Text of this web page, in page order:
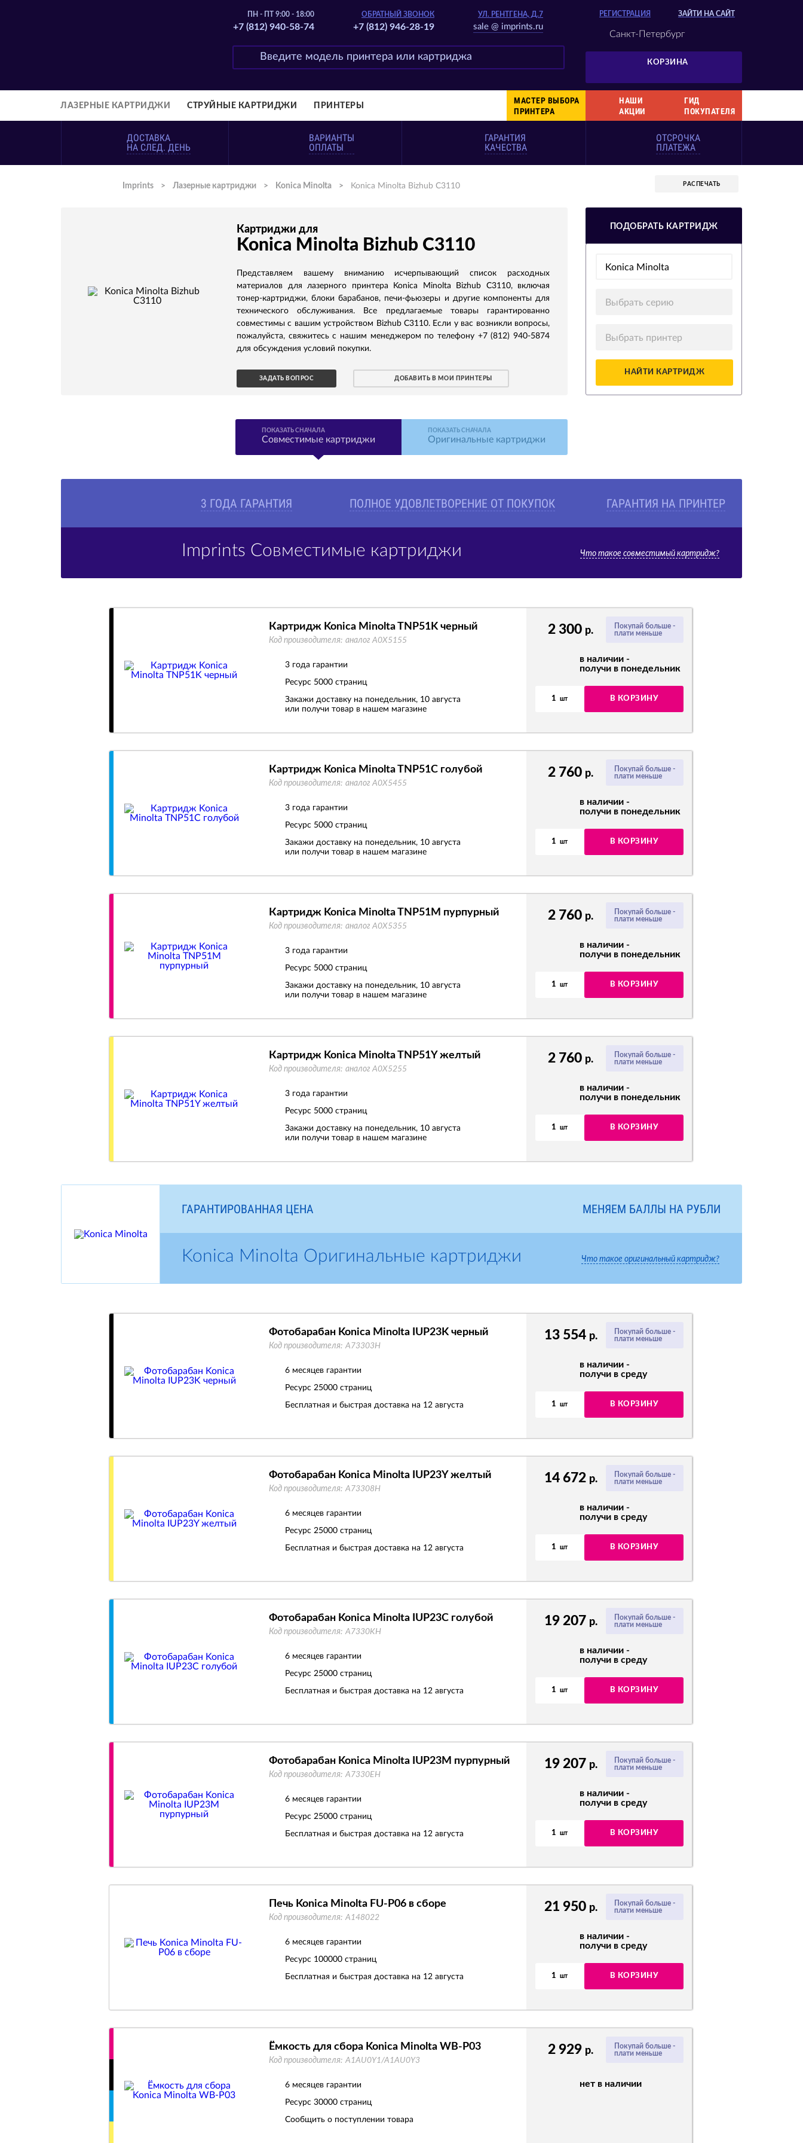
КОРЗИНА
РЕГИСТРАЦИЯ ЗАЙТИ НА САЙТ
Санкт-Петербург
ПН - ПТ 9:00 - 18:00
+7 (812) 940-58-74
ОБРАТНЫЙ ЗВОНОК
+7 (812) 946-28-19
УЛ. РЕНТГЕНА, Д.7
sale @ imprints.ru
НАШИ
АКЦИИ
ГИД
ПОКУПАТЕЛЯ
МАСТЕР ВЫБОРА
ПРИНТЕРА
ЛАЗЕРНЫЕ КАРТРИДЖИ СТРУЙНЫЕ КАРТРИДЖИ ПРИНТЕРЫ
ДОСТАВКА
НА СЛЕД. ДЕНЬ
ВАРИАНТЫ
ОПЛАТЫ
ГАРАНТИЯ
КАЧЕСТВА
ОТСРОЧКА
ПЛАТЕЖА
Imprints > Лазерные картриджи > Konica Minolta > Konica Minolta Bizhub C3110
Картриджи для
Konica Minolta Bizhub C3110
Представляем вашему вниманию исчерпывающий список расходных
материалов для лазерного принтера Konica Minolta Bizhub C3110, включая
тонер-картриджи, блоки барабанов, печи-фьюзеры и другие компоненты для
технического обслуживания. Все предлагаемые товары гарантированно
совместимы с вашим устройством Bizhub C3110. Если у вас возникли вопросы,
пожалуйста, свяжитесь с нашим менеджером по телефону +7 (812) 940-5874
для обсуждения условий покупки.
ЗАДАТЬ ВОПРОС ДОБАВИТЬ В МОИ ПРИНТЕРЫ
РАСПЕЧАТЬ
ПОДОБРАТЬ КАРТРИДЖ
Konica Minolta
Выбрать серию
Выбрать принтер
НАЙТИ КАРТРИДЖ
ПОКАЗАТЬ СНАЧАЛА
Совместимые картриджи
ПОКАЗАТЬ СНАЧАЛА
Оригинальные картриджи
3 ГОДА ГАРАНТИЯ ПОЛНОЕ УДОВЛЕТВОРЕНИЕ ОТ ПОКУПОК ГАРАНТИЯ НА ПРИНТЕР
Что такое совместимый картридж?
Imprints Совместимые картриджи
Покупай больше -
плати меньше
2 300 р.
в наличии -
получи в понедельник
1 шт В КОРЗИНУ
Картридж Konica Minolta TNP51K черный
Код производителя: аналог A0X5155
3 года гарантии
Ресурс 5000 страниц
Закажи доставку на понедельник, 10 августа
или получи товар в нашем магазине
Покупай больше -
плати меньше
2 760 р.
в наличии -
получи в понедельник
1 шт В КОРЗИНУ
Картридж Konica Minolta TNP51C голубой
Код производителя: аналог A0X5455
3 года гарантии
Ресурс 5000 страниц
Закажи доставку на понедельник, 10 августа
или получи товар в нашем магазине
Покупай больше -
плати меньше
2 760 р.
в наличии -
получи в понедельник
1 шт В КОРЗИНУ
Картридж Konica Minolta TNP51M пурпурный
Код производителя: аналог A0X5355
3 года гарантии
Ресурс 5000 страниц
Закажи доставку на понедельник, 10 августа
или получи товар в нашем магазине
Покупай больше -
плати меньше
2 760 р.
в наличии -
получи в понедельник
1 шт В КОРЗИНУ
Картридж Konica Minolta TNP51Y желтый
Код производителя: аналог A0X5255
3 года гарантии
Ресурс 5000 страниц
Закажи доставку на понедельник, 10 августа
или получи товар в нашем магазине
МЕНЯЕМ БАЛЛЫ НА РУБЛИ
ГАРАНТИРОВАННАЯ ЦЕНА
Что такое оригинальный картридж?
Konica Minolta Оригинальные картриджи
Покупай больше -
плати меньше
13 554 р.
в наличии -
получи в среду
1 шт В КОРЗИНУ
Фотобарабан Konica Minolta IUP23K черный
Код производителя: A73303H
6 месяцев гарантии
Ресурс 25000 страниц
Бесплатная и быстрая доставка на 12 августа
Покупай больше -
плати меньше
14 672 р.
в наличии -
получи в среду
1 шт В КОРЗИНУ
Фотобарабан Konica Minolta IUP23Y желтый
Код производителя: A73308H
6 месяцев гарантии
Ресурс 25000 страниц
Бесплатная и быстрая доставка на 12 августа
Покупай больше -
плати меньше
19 207 р.
в наличии -
получи в среду
1 шт В КОРЗИНУ
Фотобарабан Konica Minolta IUP23C голубой
Код производителя: A7330KH
6 месяцев гарантии
Ресурс 25000 страниц
Бесплатная и быстрая доставка на 12 августа
Покупай больше -
плати меньше
19 207 р.
в наличии -
получи в среду
1 шт В КОРЗИНУ
Фотобарабан Konica Minolta IUP23M пурпурный
Код производителя: A7330EH
6 месяцев гарантии
Ресурс 25000 страниц
Бесплатная и быстрая доставка на 12 августа
Покупай больше -
плати меньше
21 950 р.
в наличии -
получи в среду
1 шт В КОРЗИНУ
Печь Konica Minolta FU-P06 в сборе
Код производителя: A148022
6 месяцев гарантии
Ресурс 100000 страниц
Бесплатная и быстрая доставка на 12 августа
Покупай больше -
плати меньше
2 929 р.
нет в наличии
Ёмкость для сбора Konica Minolta WB-P03
Код производителя: A1AU0Y1/A1AU0Y3
6 месяцев гарантии
Ресурс 30000 страниц
Сообщить о поступлении товара